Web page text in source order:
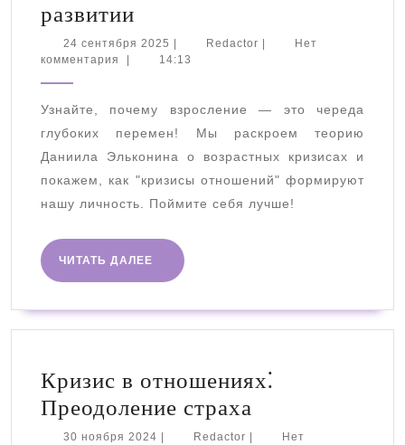
развитии
Д.Б.
Эльконина:
отношений
в
развитии
24 сентября 2025 24
сентября
Redactor Redactor
Нет
комментария
14:13
Узнайте, почему взросление — это череда
глубоких перемен! Мы раскроем теорию
Даниила Эльконина о возрастных кризисах и
покажем, как "кризисы отношений" формируют
нашу личность. Поймите себя лучше!
ЧИТАТЬ ДАЛЕЕ
ЧИТАТЬ
ДАЛЕЕ
Кризис в отношениях⁚
Преодоление страха
30 ноября 2024 30
Redactor Redactor
Нет